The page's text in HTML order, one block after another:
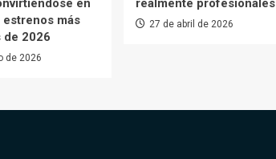
estrenos más
de 2026
de 2026
27 de abril de 2026